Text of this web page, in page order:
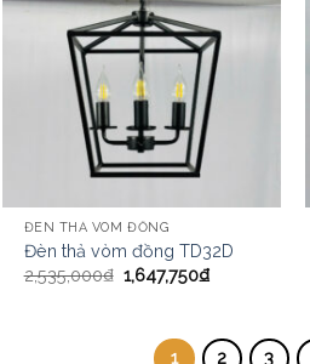
ĐÈN THẢ VÒM ĐỒNG
Đèn thả vòm đồng TD32D
2,535,000₫ 1,647,750₫
1 2 3